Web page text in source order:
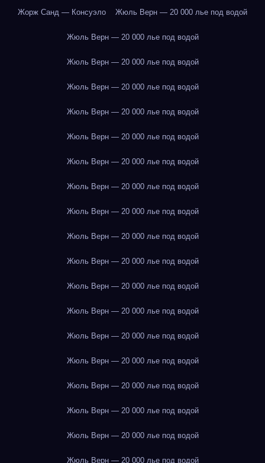
Жорж Санд — Консуэло Жюль Верн — 20 000 лье под водой
Жюль Верн — 20 000 лье под водой
Жюль Верн — 20 000 лье под водой
Жюль Верн — 20 000 лье под водой
Жюль Верн — 20 000 лье под водой
Жюль Верн — 20 000 лье под водой
Жюль Верн — 20 000 лье под водой
Жюль Верн — 20 000 лье под водой
Жюль Верн — 20 000 лье под водой
Жюль Верн — 20 000 лье под водой
Жюль Верн — 20 000 лье под водой
Жюль Верн — 20 000 лье под водой
Жюль Верн — 20 000 лье под водой
Жюль Верн — 20 000 лье под водой
Жюль Верн — 20 000 лье под водой
Жюль Верн — 20 000 лье под водой
Жюль Верн — 20 000 лье под водой
Жюль Верн — 20 000 лье под водой
Жюль Верн — 20 000 лье под водой